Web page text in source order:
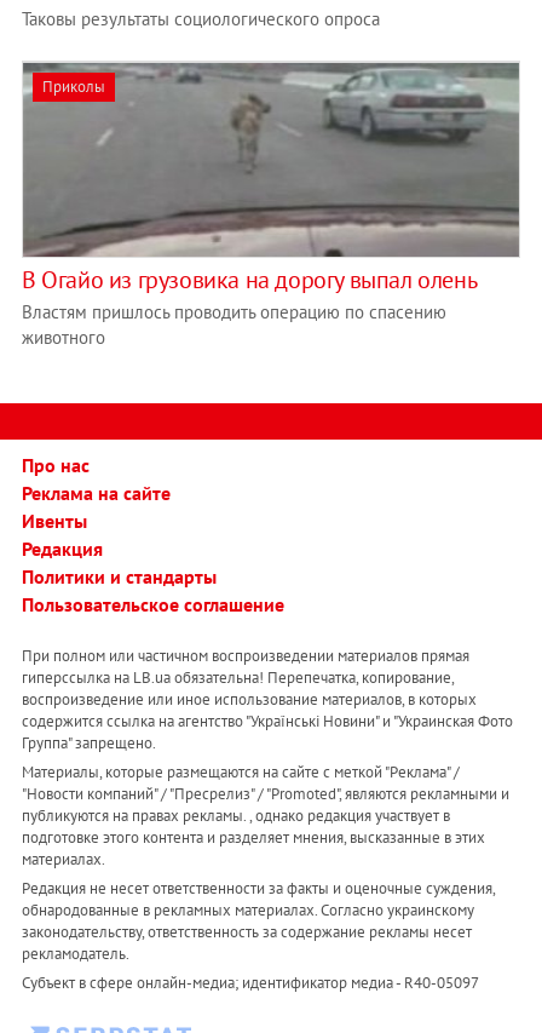
Таковы результаты социологического опроса
Приколы
В Огайо из грузовика на дорогу выпал олень
Властям пришлось проводить операцию по спасению
животного
Про нас
Реклама на сайте
Ивенты
Редакция
Политики и стандарты
Пользовательское соглашение
При полном или частичном воспроизведении материалов прямая
гиперссылка на LB.ua обязательна! Перепечатка, копирование,
воспроизведение или иное использование материалов, в которых
содержится ссылка на агентство "Українськi Новини" и "Украинская Фото
Группа" запрещено.
Материалы, которые размещаются на сайте с меткой "Реклама" /
"Новости компаний" / "Пресрелиз" / "Promoted", являются рекламными и
публикуются на правах рекламы. , однако редакция участвует в
подготовке этого контента и разделяет мнения, высказанные в этих
материалах.
Редакция не несет ответственности за факты и оценочные суждения,
обнародованные в рекламных материалах. Согласно украинскому
законодательству, ответственность за содержание рекламы несет
рекламодатель.
Субъект в сфере онлайн-медиа; идентификатор медиа - R40-05097